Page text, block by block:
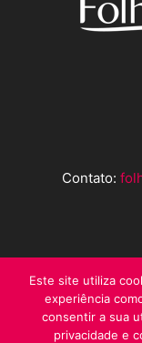
Contato:
Este site utiliza
experiência
consentir a sua
privacidade e